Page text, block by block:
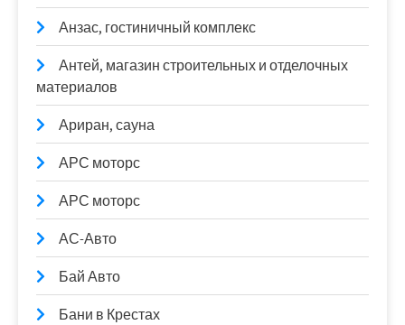
Анзас, гостиничный комплекс
Антей, магазин строительных и отделочных
материалов
Ариран, сауна
АРС моторс
АРС моторс
АС-Авто
Бай Авто
Бани в Крестах